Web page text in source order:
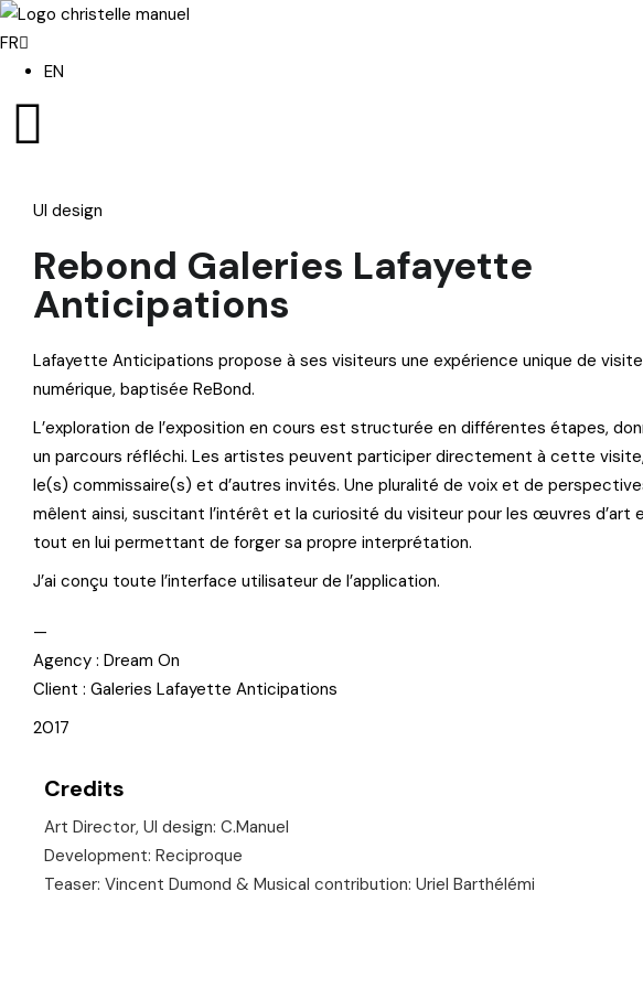
FR
EN
UI design
Rebond Galeries Lafayette
Anticipations
Lafayette Anticipations propose à ses visiteurs une expérience unique de visite
numérique, baptisée ReBond.
L’exploration de l’exposition en cours est structurée en différentes étapes,
un parcours réfléchi. Les artistes peuvent participer directement à cette
le(s) commissaire(s) et d’autres invités. Une pluralité de voix et de
mêlent ainsi, suscitant l’intérêt et la curiosité du visiteur pour les œuvres d’art
tout en lui permettant de forger sa propre interprétation.
J’ai conçu toute l’interface utilisateur de l’application.
—
Agency : Dream On
Client : Galeries Lafayette Anticipations
2017
Credits
Art Director, UI design: C.Manuel
Development: Reciproque
Teaser: Vincent Dumond & Musical contribution: Uriel Barthélémi